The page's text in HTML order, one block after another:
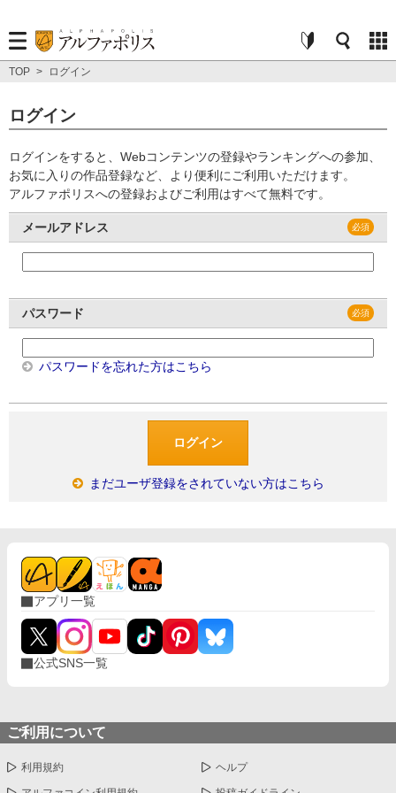
TOP > ログイン
ログイン
ログインをすると、Webコンテンツの登録やランキングへの参加、
お気に入りの作品登録など、より便利にご利用いただけます。
アルファポリスへの登録およびご利用はすべて無料です。
メールアドレス
パスワード
パスワードを忘れた方はこちら
まだユーザ登録をされていない方はこちら
アプリ一覧
公式SNS一覧
ご利用について
利用規約 ヘルプ